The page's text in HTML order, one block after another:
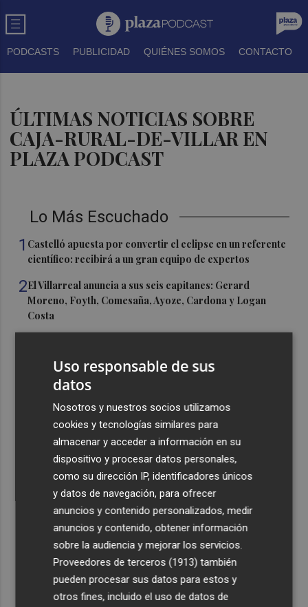
PODCASTS PUBLICIDAD QUIÉNES SOMOS CONTACTO
ÚLTIMAS NOTICIAS SOBRE
CAJA-RURAL-DE-VILLAR EN
PLAZA PODCAST
Lo Más Escuchado
1 Castelló apuesta por convertir el eclipse en un referente
científico: recibirá a un gran equipo de expertos
2El Villarreal anuncia a sus seis capitanes: Gerard
Moreno, Foyth, Comesaña, Ayoze, Cardona y Logan
Costa
San Javier da viabilidad al nuevo contrato del transporte
324 habitaciones
Estos son los estrenos que abren la cartelera en agosto:
de la comedia 'El último mono' a una nueva entrega de
'La Patrulla Canina'
Recibe toda la actualidad de
Plaza Podcast en tu correo
Uso responsable de sus
datos
Nosotros y nuestros socios utilizamos
cookies y tecnologías similares para
almacenar y acceder a información en su
dispositivo y procesar datos personales,
como su dirección IP, identificadores únicos
y datos de navegación, para ofrecer
anuncios y contenido personalizados, medir
anuncios y contenido, obtener información
sobre la audiencia y mejorar los servicios.
Proveedores de terceros (1913) también
pueden procesar sus datos para estos y
otros fines, incluido el uso de datos de